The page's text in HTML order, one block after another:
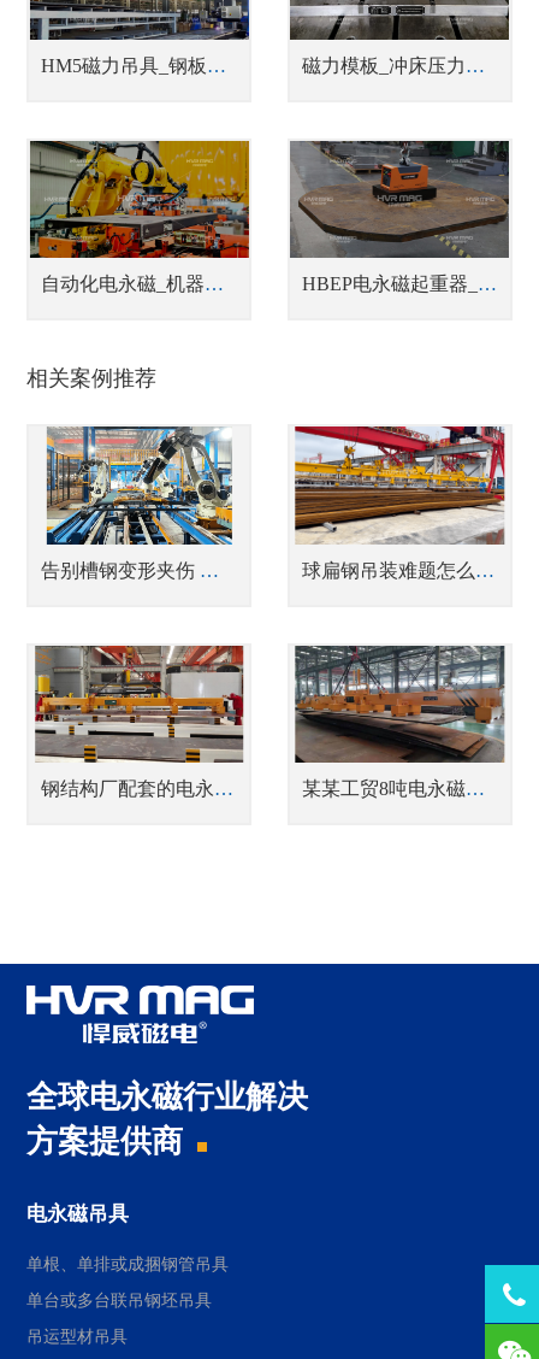
HM5磁力吊具_钢板切割线上下料吊具 磁力模板_冲床压力机快速换模系统
自动化电永磁_机器人磁力抓手 HBEP电永磁起重器_蓄电池式钢板吊具
相关案例推荐
告别槽钢变形夹伤 悍威电永磁夹具为中集提质增效 球扁钢吊装难题怎么解悍威电永磁吊具造船厂实战案例
钢结构厂配套的电永磁铁 某某工贸8吨电永磁吊具案例
全球电永磁行业解决
方案提供商
电永磁吊具
单根、单排或成捆钢管吊具
单台或多台联吊钢坯吊具
吊运型材吊具
Tel